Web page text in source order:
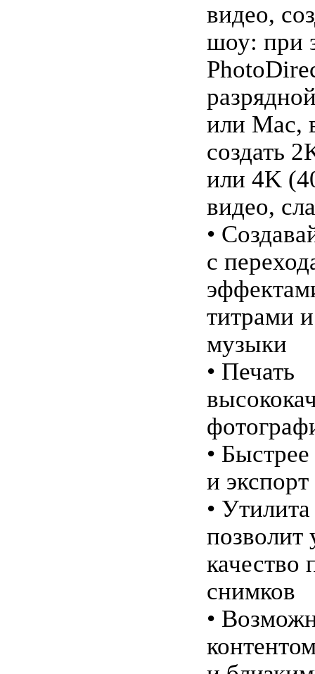
видео,
шоу: при
или Mac,
создать
или 4K
видео,
•
с
титрами
музыки
• Печать
•
и
•
позволит
качество
снимков
•